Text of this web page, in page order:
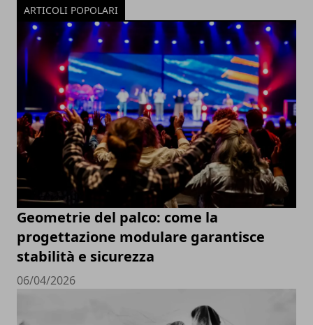
ARTICOLI POPOLARI
Geometrie del palco: come la
progettazione modulare garantisce
stabilità e sicurezza
06/04/2026